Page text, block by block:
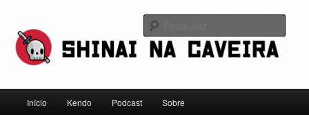
conteúdo
principal
conteúdo
secundário
Shinai na Caveira
principal
Início Kendo Podcast Sobre